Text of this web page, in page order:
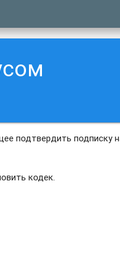
подтвердить подписку
кодек.